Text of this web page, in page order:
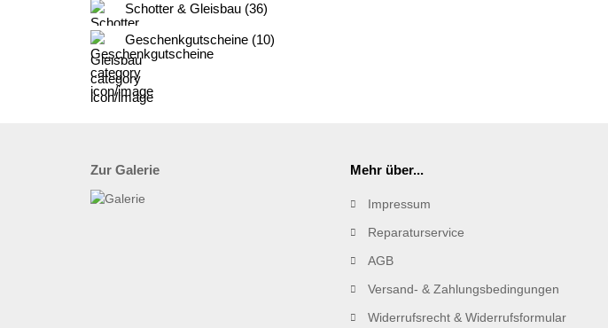
Schotter & Gleisbau (36)
Geschenkgutscheine (10)
Zur Galerie Mehr über...
Impressum
Reparaturservice
AGB
Versand- & Zahlungsbedingungen
Widerrufsrecht & Widerrufsformular